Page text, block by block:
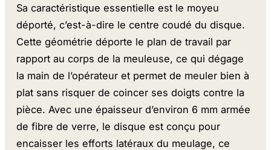
Sa caractéristique essentielle est le moyeu
déporté, c’est-à-dire le centre coudé du disque.
Cette géométrie déporte le plan de travail par
rapport au corps de la meuleuse, ce qui dégage
la main de l’opérateur et permet de meuler bien à
plat sans risquer de coincer ses doigts contre la
pièce. Avec une épaisseur d’environ 6 mm armée
de fibre de verre, le disque est conçu pour
encaisser les efforts latéraux du meulage, ce